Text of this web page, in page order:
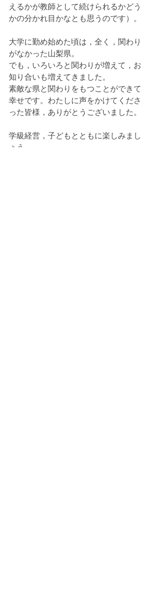
えるかが教師として続けられるかどう
かの分かれ目かなとも思うのです）。
大学に勤め始めた頃は，全く，関わり
がなかった山梨県。
でも，いろいろと関わりが増えて，お
知り合いも増えてきました。
素敵な県と関わりをもつことができて
幸せです。わたしに声をかけてくださ
った皆様，ありがとうございました。
学級経営，子どもとともに楽しみまし
ょう。